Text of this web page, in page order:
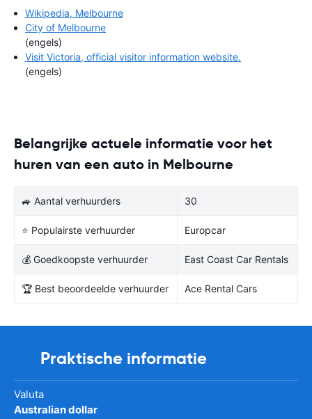
Wikipedia, Melbourne
City of Melbourne
(engels)
Visit Victoria, official visitor information website.
(engels)
Belangrijke actuele informatie voor het
huren van een auto in Melbourne
🚙 Aantal verhuurders 30
⭐ Populairste verhuurder Europcar
💰 Goedkoopste verhuurder East Coast Car Rentals
🏆 Best beoordeelde verhuurder Ace Rental Cars
Praktische informatie
Valuta
Australian dollar